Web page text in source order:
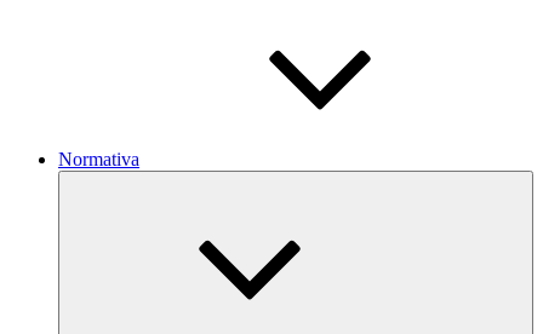
Normativa